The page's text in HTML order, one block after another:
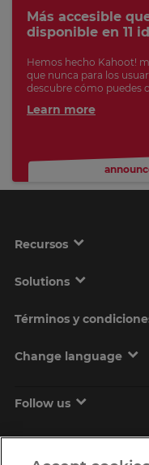
Más accesible
disponible en 11
Hemos hecho Kahoot!
que nunca para los
descubre cómo puedes
Learn more
Recursos
Solutions
Términos y
Change language
Follow us